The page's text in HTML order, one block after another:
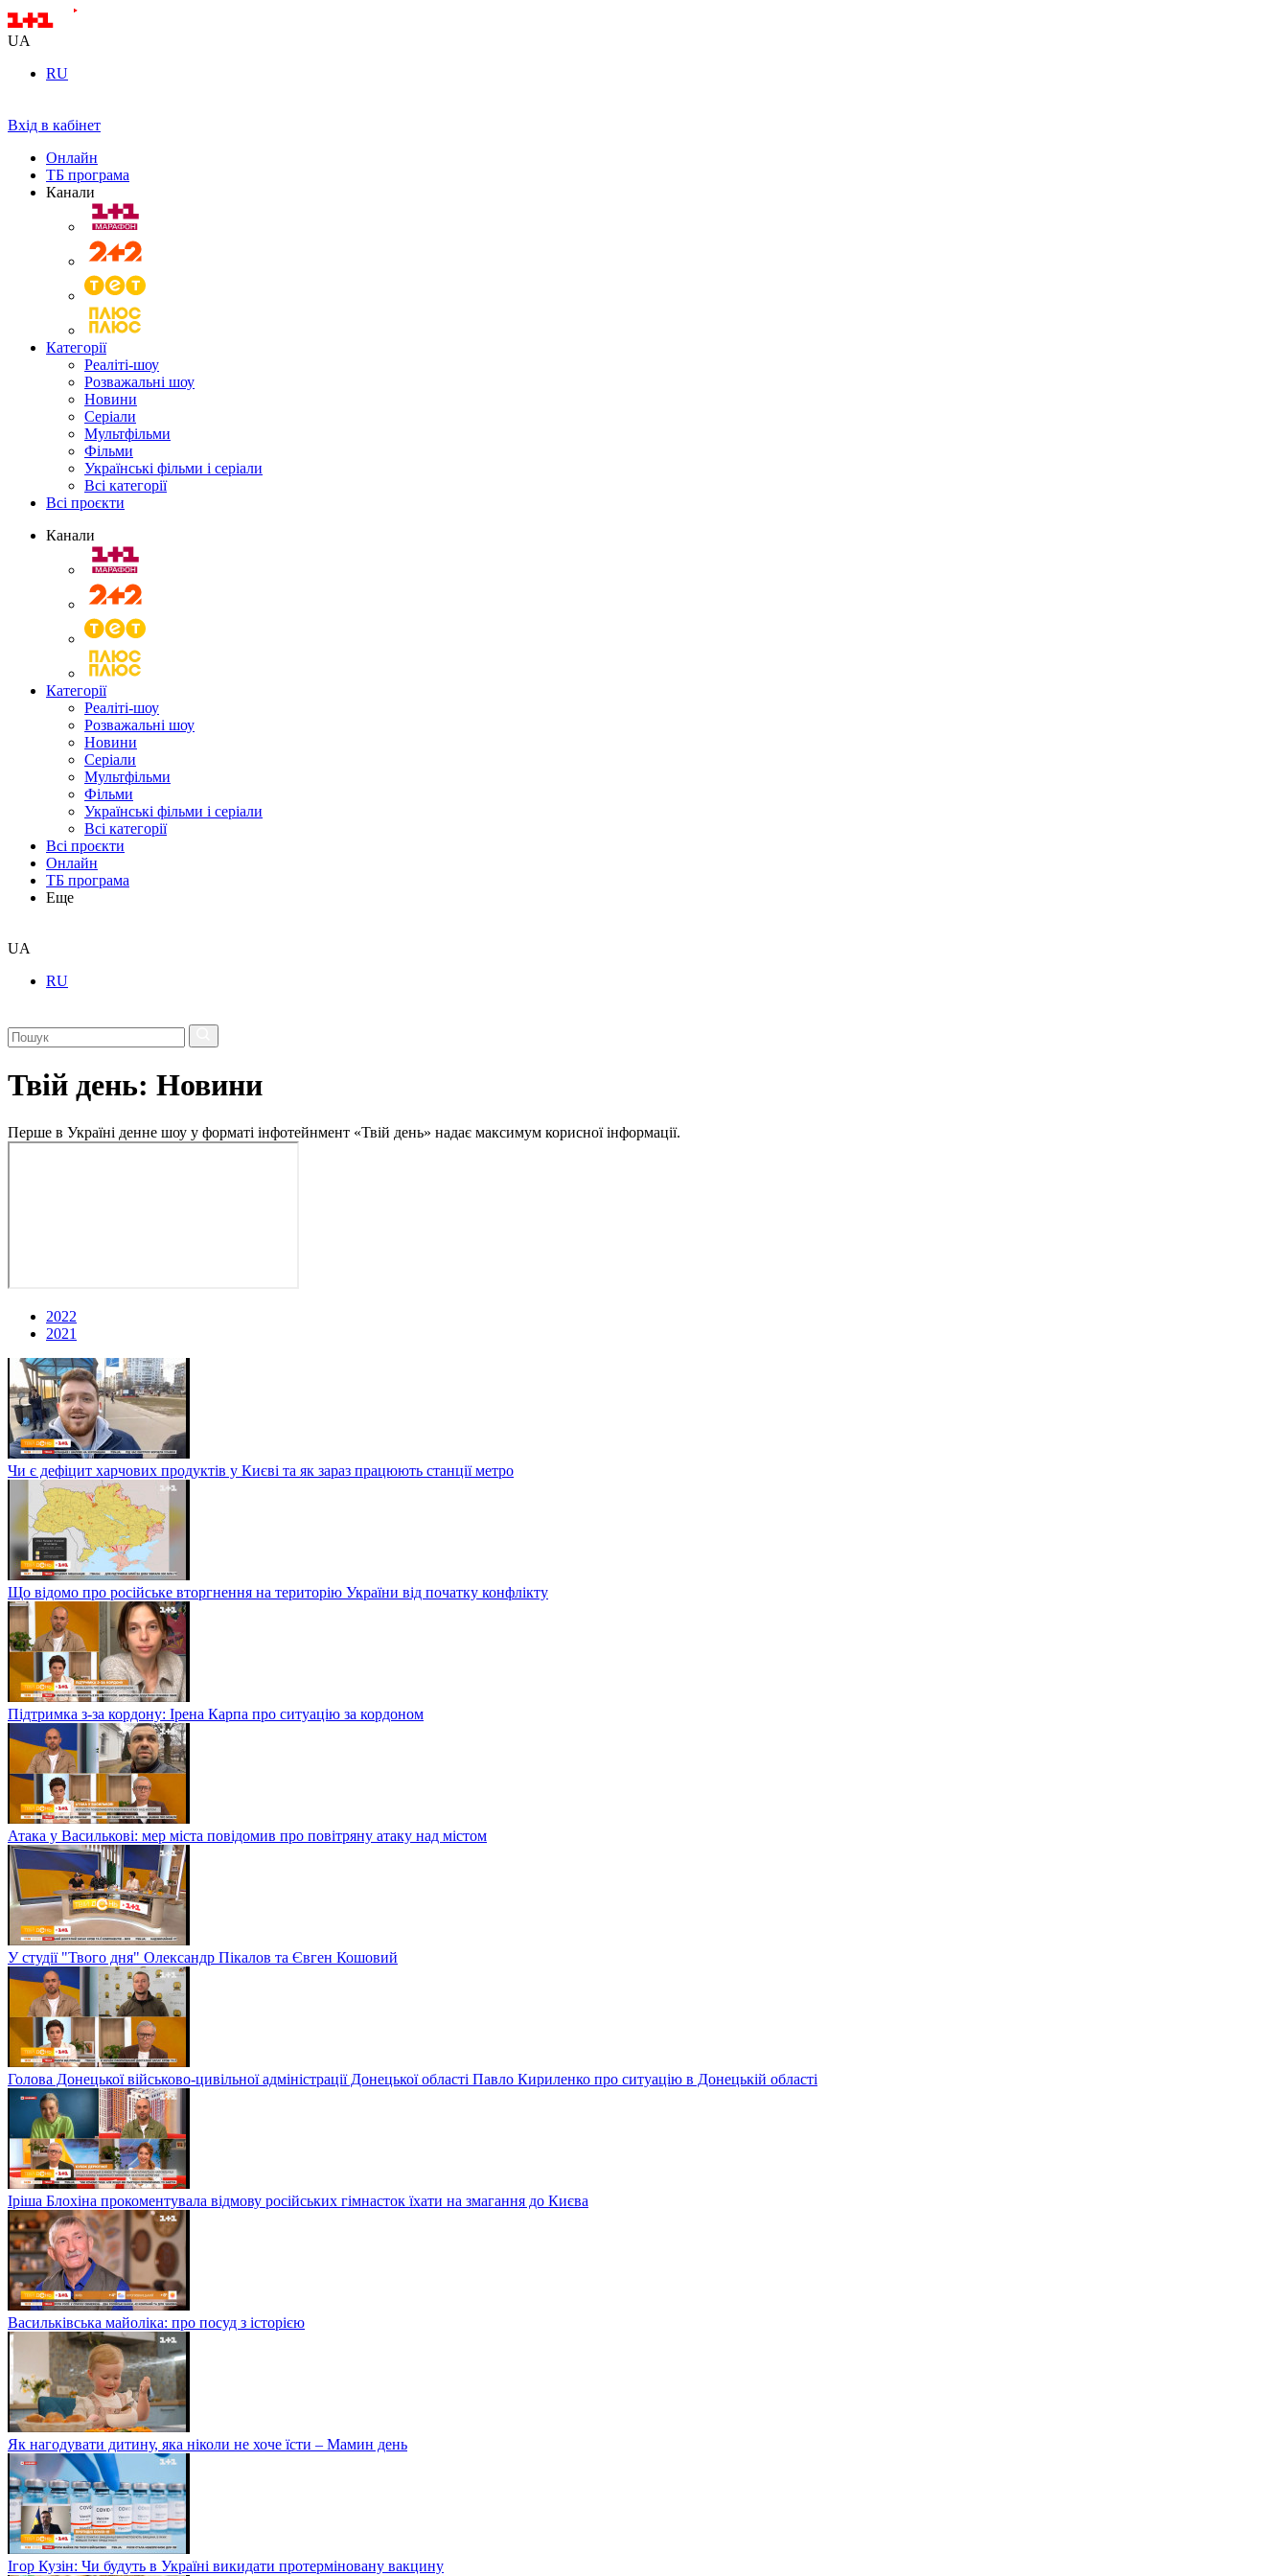
UA
RU
Вхід в кабінет
Онлайн
ТБ програма
Канали
Категорії
Реаліті-шоу
Розважальні шоу
Новини
Серіали
Мультфільми
Фільми
Українські фільми і серіали
Всі категорії
Всі проєкти
Канали
Категорії
Реаліті-шоу
Розважальні шоу
Новини
Серіали
Мультфільми
Фільми
Українські фільми і серіали
Всі категорії
Всі проєкти
Онлайн
ТБ програма
Еще
UA
RU
Твій день: Новини
Перше в Україні денне шоу у форматі інфотейнмент «Твій день» надає максимум корисної інформації.
2022
2021
Чи є дефіцит харчових продуктів у Києві та як зараз працюють станції метро
Що відомо про російське вторгнення на територію України від початку конфлікту
Підтримка з-за кордону: Ірена Карпа про ситуацію за кордоном
Атака у Василькові: мер міста повідомив про повітряну атаку над містом
У студії "Твого дня" Олександр Пікалов та Євген Кошовий
Голова Донецької військово-цивільної адміністрації Донецької області Павло Кириленко про ситуацію в Донецькій області
Іріша Блохіна прокоментувала відмову російських гімнасток їхати на змагання до Києва
Васильківська майоліка: про посуд з історією
Як нагодувати дитину, яка ніколи не хоче їсти – Мамин день
Ігор Кузін: Чи будуть в Україні викидати протерміновану вакцину